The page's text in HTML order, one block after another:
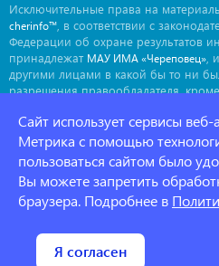
Исключительные права на
cherinfo™ , в соответствии с
Федерации об охране результатов
принадлежат МАУ ИМА «Череповец»
другими лицами в какой бы то ни
разрешения правообладателя,
ima@cherinfo.ru. Мнение авторов
редакции.
При использовании материалов
является прямая, открытая для
страницу, с которой материал
размещаться непосредственно в
оригинальный материал
Политика конфеденциальности
Сайт использует сервисы
Метрика с помощью
пользоваться сайтом было
Вы можете запретить
браузера. Подробнее в